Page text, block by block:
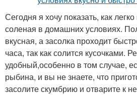
Сегодня я хочу показать, как
соленая в домашних условиях.
вкусная, а засолка проходит
часа, так как солится кусочками.
удобный,особенно в том случае,
рыбина, и вы не знаете, что
засолите скумбрию и отварите к